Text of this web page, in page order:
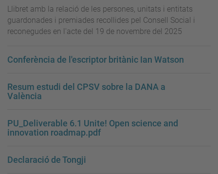
Llibret amb la relació de les persones, unitats i entitats
guardonades i premiades recollides pel Consell Social i
reconegudes en l'acte del 19 de novembre del 2025
Conferència de l'escriptor britànic Ian Watson
Resum estudi del CPSV sobre la DANA a
València
PU_Deliverable 6.1 Unite! Open science and
innovation roadmap.pdf
Declaració de Tongji